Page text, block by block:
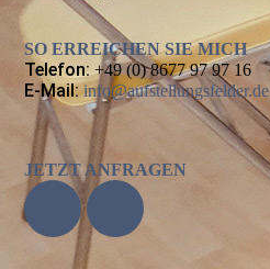
SO ERREICHEN SIE MICH
Telefon: +49 (0) 8677 97 97 16
E-Mail: info@aufstellungsfelder.de
JETZT ANFRAGEN